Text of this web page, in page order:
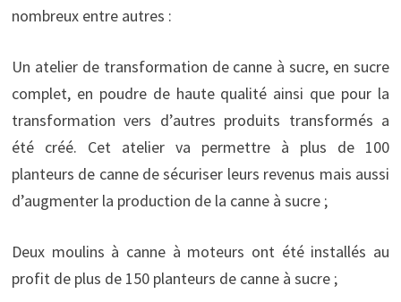
nombreux entre autres :
Un atelier de transformation de canne à sucre, en sucre
complet, en poudre de haute qualité ainsi que pour la
transformation vers d’autres produits transformés a
été créé. Cet atelier va permettre à plus de 100
planteurs de canne de sécuriser leurs revenus mais aussi
d’augmenter la production de la canne à sucre ;
Deux moulins à canne à moteurs ont été installés au
profit de plus de 150 planteurs de canne à sucre ;